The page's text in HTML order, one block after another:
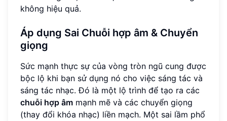
không hiệu quả.
Áp dụng Sai Chuỗi hợp âm & Chuyển
giọng
Sức mạnh thực sự của vòng tròn ngũ cung được
bộc lộ khi bạn sử dụng nó cho việc sáng tác và
sáng tác nhạc. Đó là một lộ trình để tạo ra các
chuỗi hợp âm mạnh mẽ và các chuyển giọng
(thay đổi khóa nhạc) liền mạch. Một sai lầm phổ